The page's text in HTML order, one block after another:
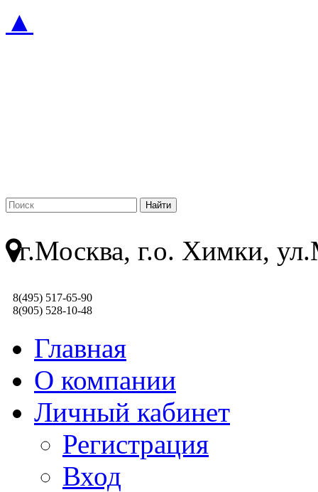
▲
г.Москва, г.о. Химки,
8(495) 517-65-90
8(905) 528-10-48
Главная
О компании
Личный кабинет
Регистрация
Вход